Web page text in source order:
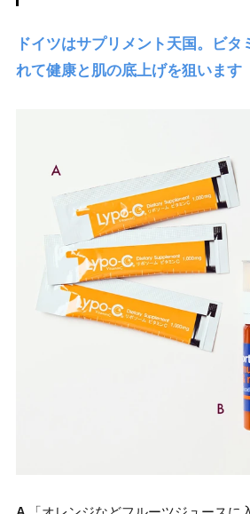
ドイツはサプリメント天国。ビタ
れて健康と肌の底上げを狙います